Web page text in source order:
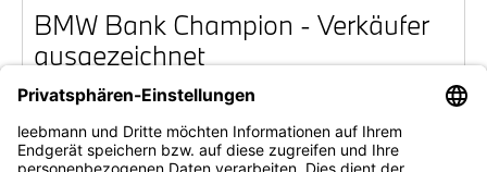
BMW Bank Cham­pi­on - Ver­käu­fer
aus­ge­zeich­net